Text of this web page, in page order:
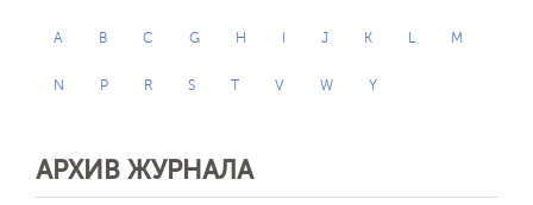
A B C G H J K L M
N P R S T V W Y
АРХИВ ЖУРНАЛА